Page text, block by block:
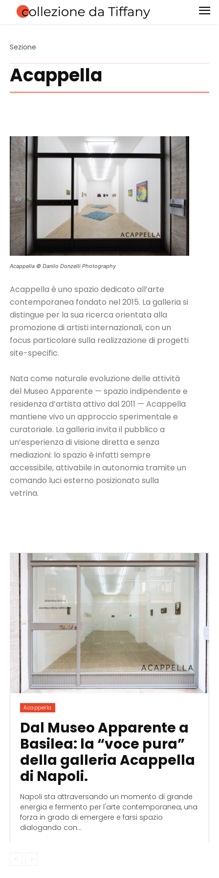
Sezione
Acappella
Acappella © Danilo Donzelli Photography
Acappella è uno spazio dedicato all’arte
contemporanea fondato nel 2015. La galleria si
distingue per la sua ricerca orientata alla
promozione di artisti internazionali, con un
focus particolare sulla realizzazione di progetti
site-specific.
Nata come naturale evoluzione delle attività
del Museo Apparente — spazio indipendente e
residenza d’artista attivo dal 2011 — Acappella
mantiene vivo un approccio sperimentale e
curatoriale. La galleria invita il pubblico a
un’esperienza di visione diretta e senza
mediazioni: lo spazio è infatti sempre
accessibile, attivabile in autonomia tramite un
comando luci esterno posizionato sulla
vetrina.
Acappella
Dal Museo Apparente a
Basilea: la “voce pura”
della galleria Acappella
di Napoli.
Napoli sta attraversando un momento di grande
energia e fermento per l'arte contemporanea, una
forza in grado di emergere e farsi spazio
dialogando con...